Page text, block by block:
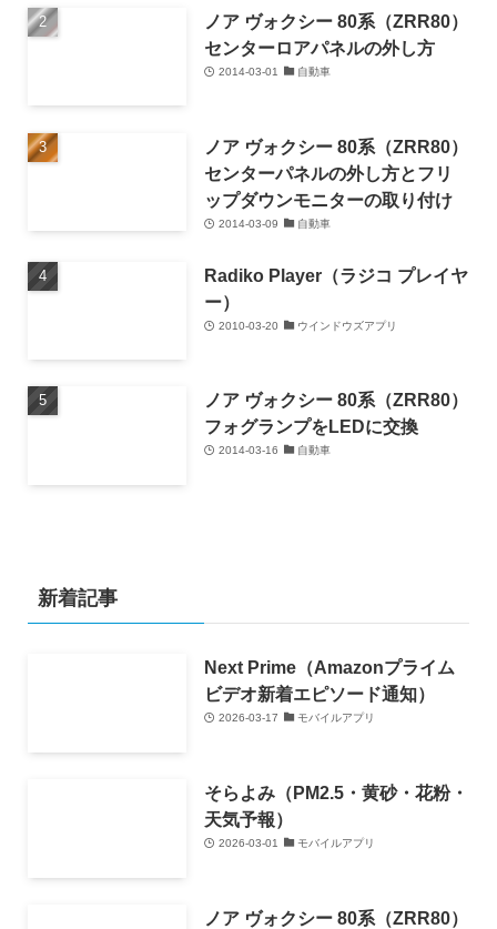
ノア ヴォクシー 80系（ZRR80）
センターロアパネルの外し方
2014-03-01 自動車
ノア ヴォクシー 80系（ZRR80）
センターパネルの外し方とフリ
ップダウンモニターの取り付け
2014-03-09 自動車
Radiko Player（ラジコ プレイヤ
ー）
2010-03-20 ウインドウズアプリ
ノア ヴォクシー 80系（ZRR80）
フォグランプをLEDに交換
2014-03-16 自動車
新着記事
Next Prime（Amazonプライム
ビデオ新着エピソード通知）
2026-03-17 モバイルアプリ
そらよみ（PM2.5・黄砂・花粉・
天気予報）
2026-03-01 モバイルアプリ
ノア ヴォクシー 80系（ZRR80）